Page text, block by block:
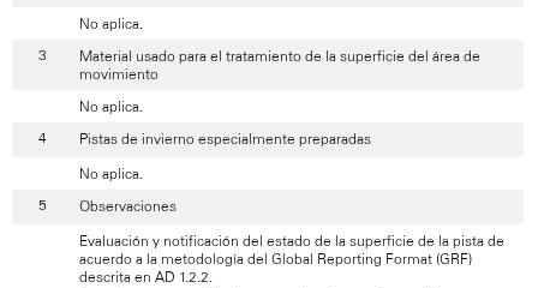
No aplica.
Material usado para el tratamiento de la superficie del área de
movimiento
No aplica.
Pistas de invierno especialmente preparadas
No aplica.
Observaciones
Evaluación y notificación del estado de la superficie de la pista de
acuerdo a la metodología del Global Reporting Format (GRF)
descrita en AD 1.2.2.